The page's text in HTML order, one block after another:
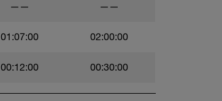
—— ——
01:07:00 02:00:00
00:12:00 00:30:00